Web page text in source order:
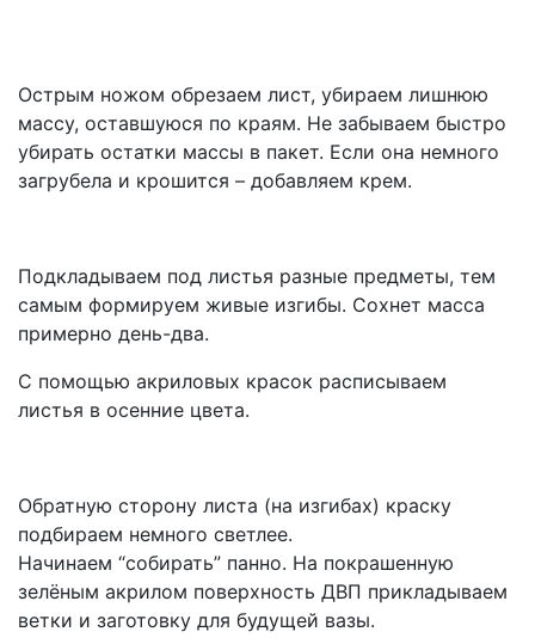
Острым ножом обрезаем лист, убираем лишнюю
массу, оставшуюся по краям. Не забываем быстро
убирать остатки массы в пакет. Если она немного
загрубела и крошится – добавляем крем.
Подкладываем под листья разные предметы, тем
самым формируем живые изгибы. Сохнет масса
примерно день-два.
С помощью акриловых красок расписываем
листья в осенние цвета.
Обратную сторону листа (на изгибах) краску
подбираем немного светлее.
Начинаем “собирать” панно. На покрашенную
зелёным акрилом поверхность ДВП прикладываем
ветки и заготовку для будущей вазы.